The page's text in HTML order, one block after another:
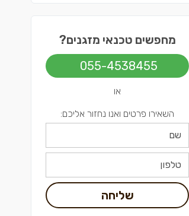
מחפשים טכנאי מזגנים?
055-4538455
או
השאירו פרטים ואנו נחזור אליכם:
שליחה